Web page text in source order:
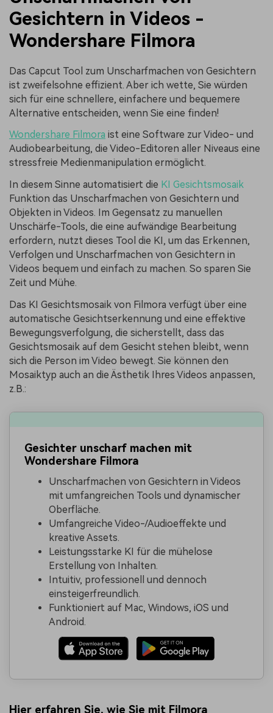
Gesichtern in Videos -
Wondershare Filmora
Das Capcut Tool zum Unscharfmachen von Gesichtern
ist zweifelsohne effizient. Aber ich wette, Sie würden
sich für eine schnellere, einfachere und bequemere
Alternative entscheiden, wenn Sie eine finden!
Wondershare Filmora ist eine Software zur Video- und
Audiobearbeitung, die Video-Editoren aller Niveaus eine
stressfreie Medienmanipulation ermöglicht.
In diesem Sinne automatisiert die KI Gesichtsmosaik
Funktion das Unscharfmachen von Gesichtern und
Objekten in Videos. Im Gegensatz zu manuellen
Unschärfe-Tools, die eine aufwändige Bearbeitung
erfordern, nutzt dieses Tool die KI, um das Erkennen,
Verfolgen und Unscharfmachen von Gesichtern in
Videos bequem und einfach zu machen. So sparen Sie
Zeit und Mühe.
Das KI Gesichtsmosaik von Filmora verfügt über eine
automatische Gesichtserkennung und eine effektive
Bewegungsverfolgung, die sicherstellt, dass das
Gesichtsmosaik auf dem Gesicht stehen bleibt, wenn
sich die Person im Video bewegt. Sie können den
Mosaiktyp auch an die Ästhetik Ihres Videos anpassen,
z.B.:
Gesichter unscharf machen mit
Wondershare Filmora
Unscharfmachen von Gesichtern in Videos
mit umfangreichen Tools und dynamischer
Oberfläche.
Umfangreiche Video-/Audioeffekte und
kreative Assets.
Leistungsstarke KI für die mühelose
Erstellung von Inhalten.
Intuitiv, professionell und dennoch
einsteigerfreundlich.
Funktioniert auf Mac, Windows, iOS und
Android.
Hier erfahren Sie, wie Sie mit Filmora